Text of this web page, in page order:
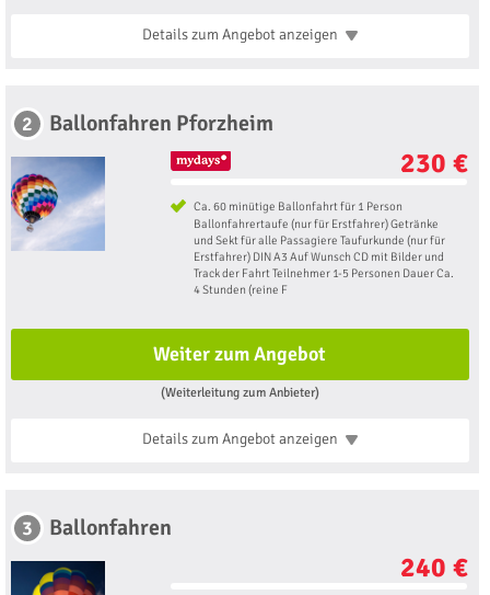
Details zum Angebotanzeigen
2 Ballonfahren Pforzheim
230 €
Ca. 60 minütige Ballonfahrt für 1 Person
Ballonfahrertaufe (nur für Erstfahrer) Getränke
und Sekt für alle Passagiere Taufurkunde (nur für
Erstfahrer) DIN A3 Auf Wunsch CD mit Bilder und
Track der Fahrt Teilnehmer 1-5 Personen Dauer Ca.
4 Stunden (reine F
Weiter zum Angebot
(Weiterleitung zum Anbieter)
Details zum Angebotanzeigen
3 Ballonfahren
240 €